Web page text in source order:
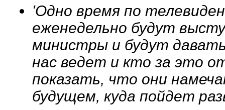
'Одно время по
еженедельно будут
министры и будут
нас ведет и кто за это
показать, что они
будущем, куда пойдет